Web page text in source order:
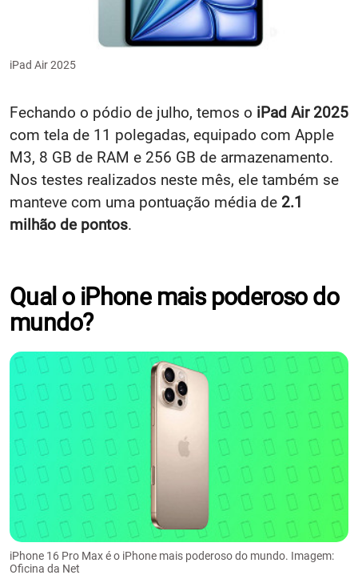
iPad Air 2025
Fechando o pódio de julho, temos o iPad Air 2025
com tela de 11 polegadas, equipado com Apple
M3, 8 GB de RAM e 256 GB de armazenamento.
Nos testes realizados neste mês, ele também se
manteve com uma pontuação média de 2.1
milhão de pontos.
Qual o iPhone mais poderoso do
mundo?
iPhone 16 Pro Max é o iPhone mais poderoso do mundo. Imagem:
Oficina da Net